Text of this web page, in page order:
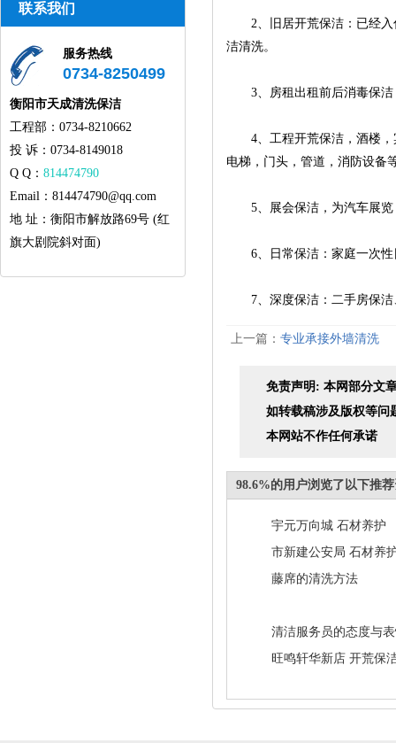
联系我们
服务热线
0734-8250499
衡阳市天成清洗保洁
工程部：0734-8210662
投 诉：0734-8149018
Q Q： 814474790
Email：814474790@qq.com
地 址：衡阳市解放路69号 (红
旗大剧院斜对面)
2、旧居开荒保洁：已经入
洁清洗。
3、房租出租前后消毒保洁
4、工程开荒保洁，酒楼，
电梯，门头，管道，消防设备
5、展会保洁，为汽车展览
6、日常保洁：家庭一次性
7、深度保洁：二手房保洁
上一篇： 专业承接外墙清洗
免责声明: 本网部分文
如转载稿涉及版权等问
本网站不作任何承诺
98.6%的用户浏览了以下推
宇元万向城 石材养护
市新建公安局 石材养
藤席的清洗方法
清洁服务员的态度与
旺鸣轩华新店 开荒保